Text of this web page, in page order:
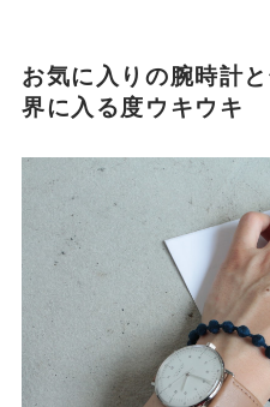
ネックレス60(旅する
ました）
ネックレス80(旅する
ました）
ブレスレットのコ